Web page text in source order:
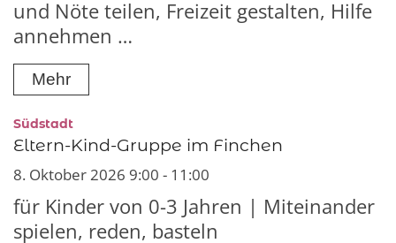
und Nöte teilen, Freizeit gestalten, Hilfe
annehmen …
Mehr
Südstadt:
Eltern-Kind-Gruppe im Finchen
8. Oktober 2026 9:00 - 11:00
für Kinder von 0-3 Jahren | Miteinander
spielen, reden, basteln